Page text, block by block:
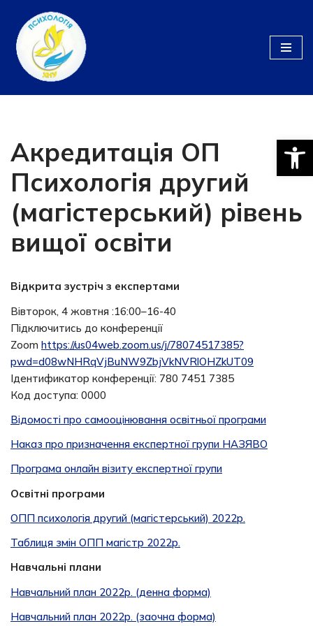
Перейти
до
вмісту
Акредитація ОП
Психологія другий
(магістерський) рівень
вищої освіти
Відкрита зустріч з експертами
Вівторок, 4 жовтня :16:00–16-40
Підключитись до конференції
Zoom https://us04web.zoom.us/j/78074517385?
pwd=d08wNHRqVjBuNW9ZbjVkNVRlOHZkUT09
Ідентификатор конференції: 780 7451 7385
Код доступа: 0000
Відомості про самооцінювання освітньої програми
Наказ про призначення експертної групи НАЗЯВО
Програма онлайн візиту експертної групи
Освітні програми
ОПП психологія другий (магістерський) 2022р.
Таблиця змін ОПП магістр 2022р.
Навчальні плани
Навчальний план 2022р. (денна форма)
Навчальний план 2022р. (заочна форма)